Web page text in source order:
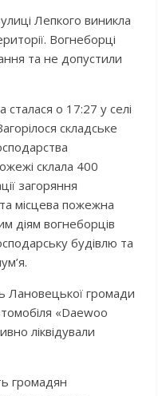
Лепкого виникла
Вогнеборці
та не допустили
о 17:27 у селі
складське
склала 400
загоряння
місцева пожежна
діям вогнеборців
будівлю та
Лановецької громади
«Daewoo
ліквідували
громадян